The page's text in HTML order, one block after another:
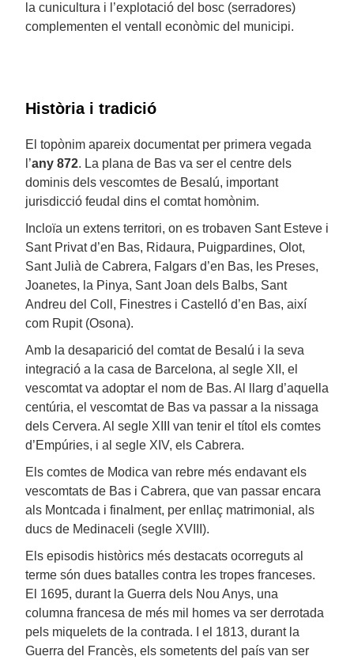
la cunicultura i l’explotació del bosc (serradores)
complementen el ventall econòmic del municipi.
Història i tradició
El topònim apareix documentat per primera vegada
l’any 872. La plana de Bas va ser el centre dels
dominis dels vescomtes de Besalú, important
jurisdicció feudal dins el comtat homònim.
Incloïa un extens territori, on es trobaven Sant Esteve i
Sant Privat d’en Bas, Ridaura, Puigpardines, Olot,
Sant Julià de Cabrera, Falgars d’en Bas, les Preses,
Joanetes, la Pinya, Sant Joan dels Balbs, Sant
Andreu del Coll, Finestres i Castelló d’en Bas, així
com Rupit (Osona).
Amb la desaparició del comtat de Besalú i la seva
integració a la casa de Barcelona, al segle XII, el
vescomtat va adoptar el nom de Bas. Al llarg d’aquella
centúria, el vescomtat de Bas va passar a la nissaga
dels Cervera. Al segle XIII van tenir el títol els comtes
d’Empúries, i al segle XIV, els Cabrera.
Els comtes de Modica van rebre més endavant els
vescomtats de Bas i Cabrera, que van passar encara
als Montcada i finalment, per enllaç matrimonial, als
ducs de Medinaceli (segle XVIII).
Els episodis històrics més destacats ocorreguts al
terme són dues batalles contra les tropes franceses.
El 1695, durant la Guerra dels Nou Anys, una
columna francesa de més mil homes va ser derrotada
pels miquelets de la contrada. I el 1813, durant la
Guerra del Francès, els sometents del país van ser